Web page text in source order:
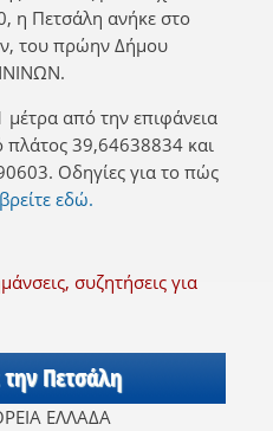
η Πετσάλη ανήκε στο
του πρώην Δήμου
από την επιφάνεια
πλάτος 39,64638834 και
Οδηγίες για το πώς
εδώ.
συζητήσεις για
την Πετσάλη
ΕΛΛΑΔΑ